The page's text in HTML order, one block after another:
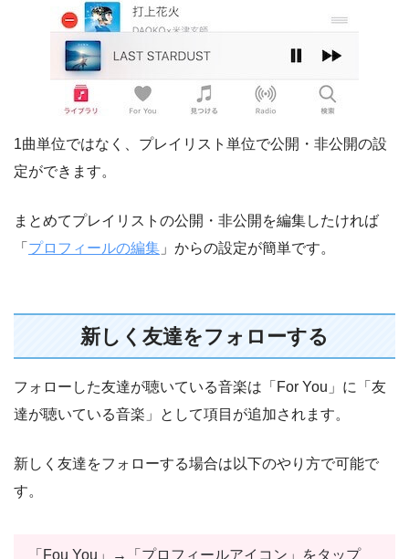
1曲単位ではなく、プレイリスト単位で公開・非公開の設
定ができます。
まとめてプレイリストの公開・非公開を編集したければ
「 プロフィールの編集 」からの設定が簡単です。
新しく友達をフォローする
フォローした友達が聴いている音楽は「For You」に「友
達が聴いている音楽」として項目が追加されます。
新しく友達をフォローする場合は以下のやり方で可能で
す。
「Fou You」→「プロフィールアイコン」をタップ